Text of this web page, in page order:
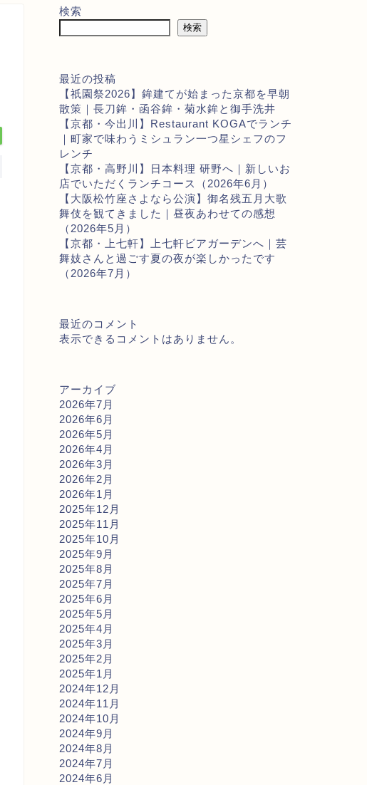
検索
検索
最近の投稿
【祇園祭2026】鉾建てが始まった京都を早朝
散策｜長刀鉾・函谷鉾・菊水鉾と御手洗井
【京都・今出川】Restaurant KOGAでランチ
｜町家で味わうミシュラン一つ星シェフのフ
レンチ
【京都・高野川】日本料理 研野へ｜新しいお
店でいただくランチコース（2026年6月）
【大阪松竹座さよなら公演】御名残五月大歌
舞伎を観てきました｜昼夜あわせての感想
（2026年5月）
【京都・上七軒】上七軒ビアガーデンへ｜芸
舞妓さんと過ごす夏の夜が楽しかったです
（2026年7月）
最近のコメント
表示できるコメントはありません。
アーカイブ
2026年7月
2026年6月
2026年5月
2026年4月
2026年3月
2026年2月
2026年1月
2025年12月
2025年11月
2025年10月
2025年9月
2025年8月
2025年7月
2025年6月
2025年5月
2025年4月
2025年3月
2025年2月
2025年1月
2024年12月
2024年11月
2024年10月
2024年9月
2024年8月
2024年7月
2024年6月